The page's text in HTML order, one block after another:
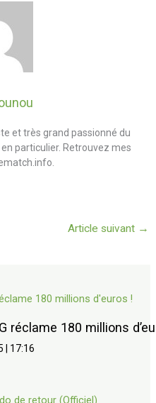
et très grand passionné du
particulier. Retrouvez mes
Article suivant →
réclame 180 millions
17:16